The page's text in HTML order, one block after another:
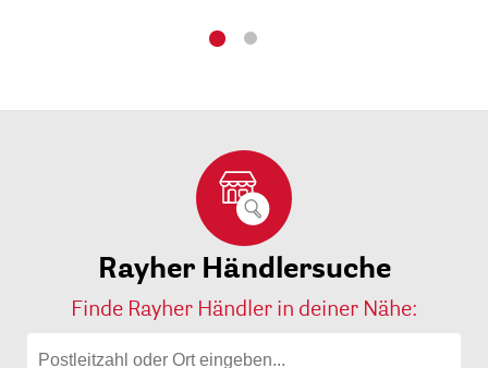
Rayher Händlersuche
Finde Rayher Händler in deiner Nähe: